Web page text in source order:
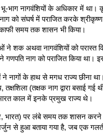
नागवंशियों के अधिकार में
को संघर्ष में पराजित करके श्रीकृष्ण
समय तक शासन भी किया।
ने शक अथवा नागवंशियों को
नाग को पराजित किया था।
ने नागों के हाथ से मगध राज्य छीना
(तक्षक नाग द्वारा बसाई गई
काल में इनके प्रमुख राज्य थे।
भारत) पर लंबे समय तक शासन करने
से हुआ बताया गया है, जब एक